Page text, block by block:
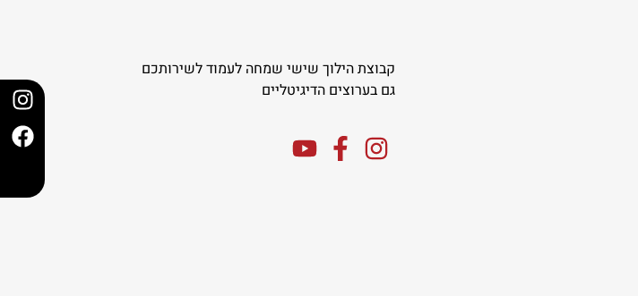
קבוצת הילוך שישי שמחה לעמוד לשירותכם
גם בערוצים הדיגיטליים